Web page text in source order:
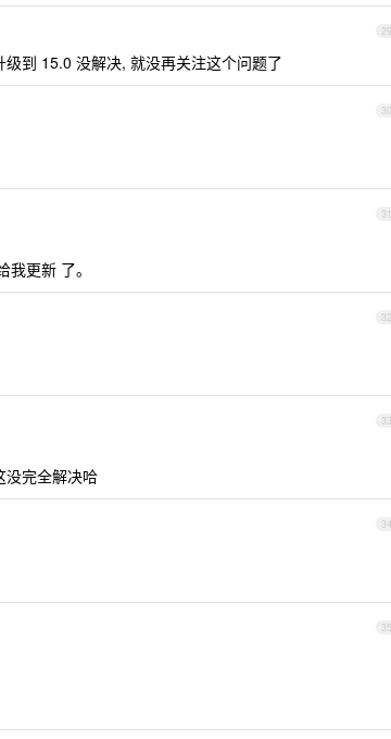
29
到 15.0 没解决, 就没再关注这个问题了
30
31
更新 了。
32
33
没完全解决哈
34
35